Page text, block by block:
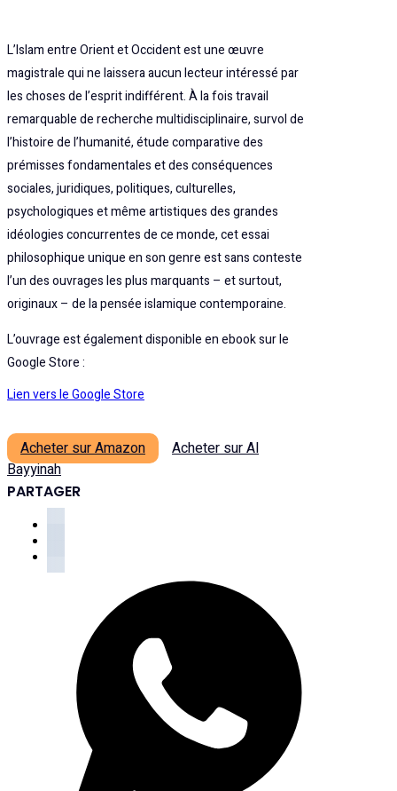
L’Islam entre Orient et Occident est une œuvre
magistrale qui ne laissera aucun lecteur intéressé par
les choses de l’esprit indifférent. À la fois travail
remarquable de recherche multidisciplinaire, survol de
l’histoire de l’humanité, étude comparative des
prémisses fondamentales et des conséquences
sociales, juridiques, politiques, culturelles,
psychologiques et même artistiques des grandes
idéologies concurrentes de ce monde, cet essai
philosophique unique en son genre est sans conteste
l’un des ouvrages les plus marquants – et surtout,
originaux – de la pensée islamique contemporaine.
L’ouvrage est également disponible en ebook sur le
Google Store :
Lien vers le Google Store
Acheter sur Amazon
Acheter sur Al
Bayyinah
PARTAGER